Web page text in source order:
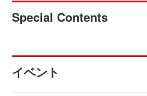
Special Contents
イベント